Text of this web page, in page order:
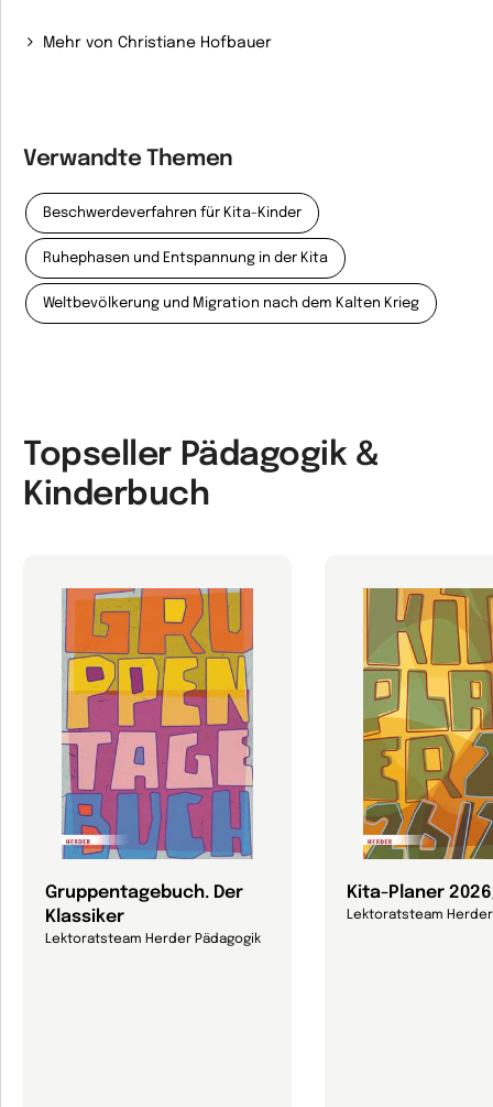
Mehr von Christiane Hofbauer
Verwandte Themen
Beschwerdeverfahren für Kita-Kinder
Ruhephasen und Entspannung in der Kita
Weltbevölkerung und Migration nach dem Kalten Krieg
Topseller Pädagogik &
Kinderbuch
Gruppentagebuch. Der
Klassiker
Lektoratsteam Herder Pädagogik
Kita-Planer
Lektoratsteam Herder